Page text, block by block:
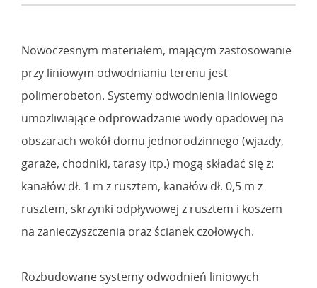
Nowoczesnym materiałem, mającym zastosowanie
przy liniowym odwodnianiu terenu jest
polimerobeton. Systemy odwodnienia liniowego
umożliwiające odprowadzanie wody opadowej na
obszarach wokół domu jednorodzinnego (wjazdy,
garaże, chodniki, tarasy itp.) mogą składać się z:
kanałów dł. 1 m z rusztem, kanałów dł. 0,5 m z
rusztem, skrzynki odpływowej z rusztem i koszem
na zanieczyszczenia oraz ścianek czołowych.
Rozbudowane systemy odwodnień liniowych